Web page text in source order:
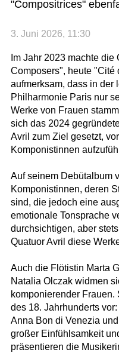
"Compositrices"
3. Juni 2026, 11:30
Im Jahr 2023 machte
Composers", heute "Cité
aufmerksam, dass in der
Philharmonie Paris nur
Werke von Frauen
sich das 2024
Avril zum Ziel gesetzt,
Komponistinnen
Auf seinem Debütalbum
Komponistinnen, deren
sind, die jedoch eine
emotionale Tonsprache
durchsichtigen, aber
Quatuor Avril diese
Auch die Flötistin Marta
Natalia Olczak widmen
komponierender
des 18. Jahrhunderts
Anna Bon di Venezia
großer Einfühlsamkeit
präsentieren die